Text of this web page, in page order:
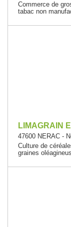
Commerce de
tabac non
LIMAGRAIN
47600 NERAC -
Culture de
graines